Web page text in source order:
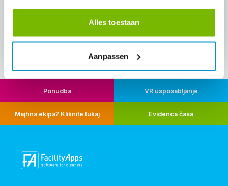
Alles toestaan
Aanpassen
Request demo
Ponudba VR usposabljanje
Majhna ekipa? Kliknite tukaj Evidenca časa